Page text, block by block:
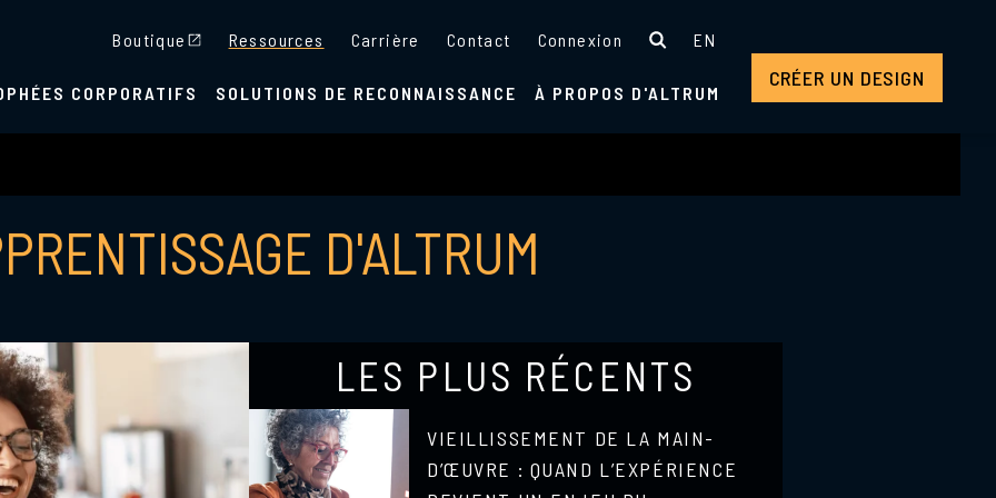
Boutique Ressources Carrière Contact Connexion EN
CORPORATIFS SOLUTIONS DE RECONNAISSANCE À PROPOS D'ALTRUM
CRÉER UN DESIGN
D'ALTRUM
LES PLUS RÉCENTS
VIEILLISSEMENT DE LA MAIN-
D’ŒUVRE : QUAND L’EXPÉRIENCE